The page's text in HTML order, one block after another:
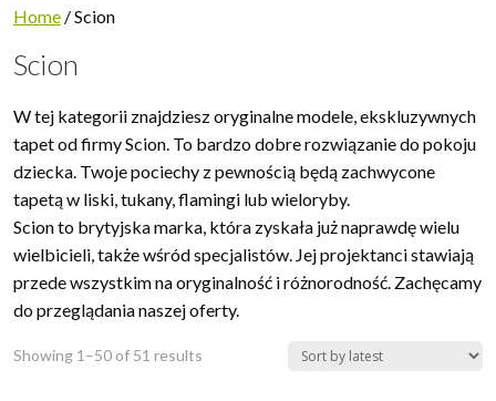
Home / Scion
Scion
W tej kategorii znajdziesz oryginalne modele, ekskluzywnych
tapet od firmy Scion. To bardzo dobre rozwiązanie do pokoju
dziecka. Twoje pociechy z pewnością będą zachwycone
tapetą w liski, tukany, flamingi lub wieloryby.
Scion to brytyjska marka, która zyskała już naprawdę wielu
wielbicieli, także wśród specjalistów. Jej projektanci stawiają
przede wszystkim na oryginalność i różnorodność. Zachęcamy
do przeglądania naszej oferty.
Showing 1–50 of 51 results